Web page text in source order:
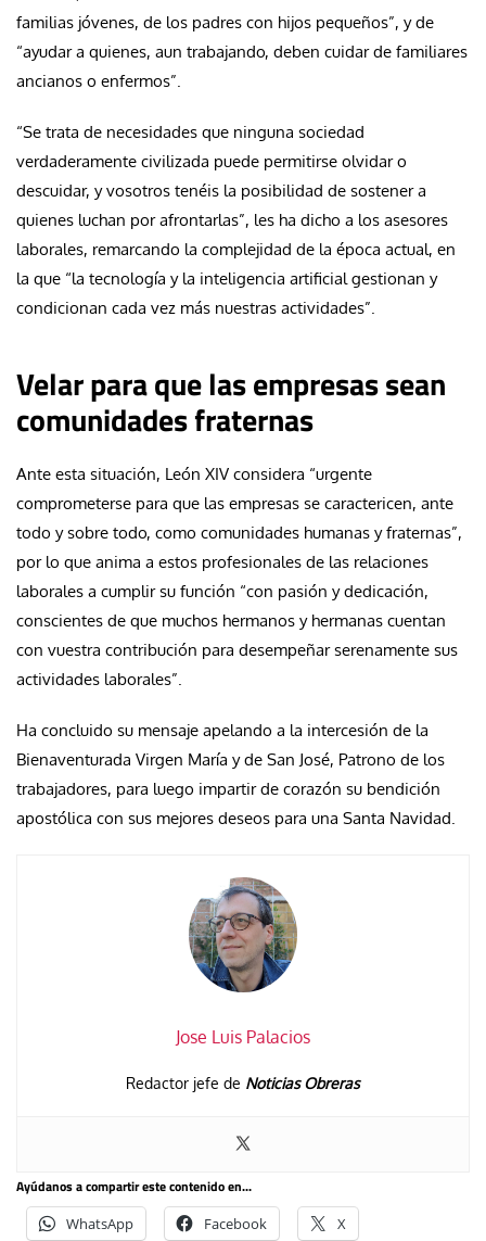
familias jóvenes, de los padres con hijos pequeños”, y de
“ayudar a quienes, aun trabajando, deben cuidar de familiares
ancianos o enfermos”.
“Se trata de necesidades que ninguna sociedad
verdaderamente civilizada puede permitirse olvidar o
descuidar, y vosotros tenéis la posibilidad de sostener a
quienes luchan por afrontarlas”, les ha dicho a los asesores
laborales, remarcando la complejidad de la época actual, en
la que “la tecnología y la inteligencia artificial gestionan y
condicionan cada vez más nuestras actividades”.
Velar para que las empresas sean
comunidades fraternas
Ante esta situación, León XIV considera “urgente
comprometerse para que las empresas se caractericen, ante
todo y sobre todo, como comunidades humanas y fraternas”,
por lo que anima a estos profesionales de las relaciones
laborales a cumplir su función “con pasión y dedicación,
conscientes de que muchos hermanos y hermanas cuentan
con vuestra contribución para desempeñar serenamente sus
actividades laborales”.
Ha concluido su mensaje apelando a la intercesión de la
Bienaventurada Virgen María y de San José, Patrono de los
trabajadores, para luego impartir de corazón su bendición
apostólica con sus mejores deseos para una Santa Navidad.
Jose Luis Palacios
Redactor jefe de Noticias Obreras
Ayúdanos a compartir este contenido en...
WhatsApp Facebook X